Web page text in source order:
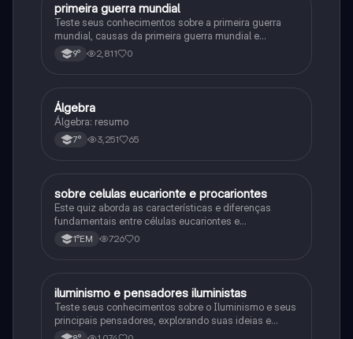
História
primeira guerra mundial
Teste seus conhecimentos sobre a primeira guerra
mundial, causas da primeira guerra mundial e
consequências da Primeira Guerra Mundial, fases da
primeira guerra mundial
9° 2,811 0
Matematica
Álgebra
Álgebra: resumo
7° 3,251 65
Biologia
sobre celulas eucarionte e procariontes
Este quiz aborda as características e diferenças
fundamentais entre células eucariontes e
procariontes.
1°EM 726 0
História
iluminismo e pensadores iluministas
Teste seus conhecimentos sobre o Iluminismo e seus
principais pensadores, explorando suas ideias e
impacto histórico.